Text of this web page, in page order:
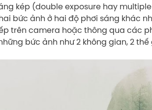
kép (double exposure hay
bức ảnh ở hai độ phơi sáng khác
trên camera hoặc thông qua các
bức ảnh như 2 không gian, 2